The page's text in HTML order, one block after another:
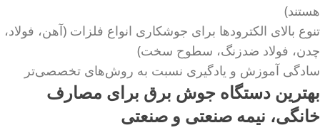
هستند)
تنوع بالای الکترودها برای جوشکاری انواع فلزات (آهن، فولاد،
چدن، فولاد ضدزنگ، سطوح سخت)
سادگی آموزش و یادگیری نسبت به روش‌های تخصصی‌تر
بهترین دستگاه جوش برق برای مصارف
خانگی، نیمه صنعتی و صنعتی